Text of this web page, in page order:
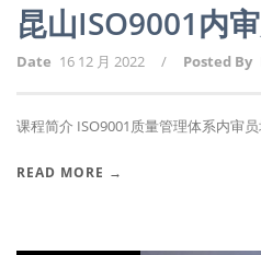
昆山ISO9001内
Date 16 12 月 2022 / Posted By
课程简介 ISO9001质量管理体系内审
READ MORE →